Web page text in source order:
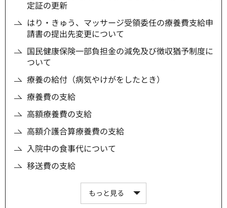
定証の更新
はり・きゅう、マッサージ受領委任の療養費支給申
請書の提出先変更について
国民健康保険一部負担金の減免及び徴収猶予制度に
ついて
療養の給付（病気やけがをしたとき）
療養費の支給
高額療養費の支給
高額介護合算療養費の支給
入院中の食事代について
移送費の支給
もっと見る